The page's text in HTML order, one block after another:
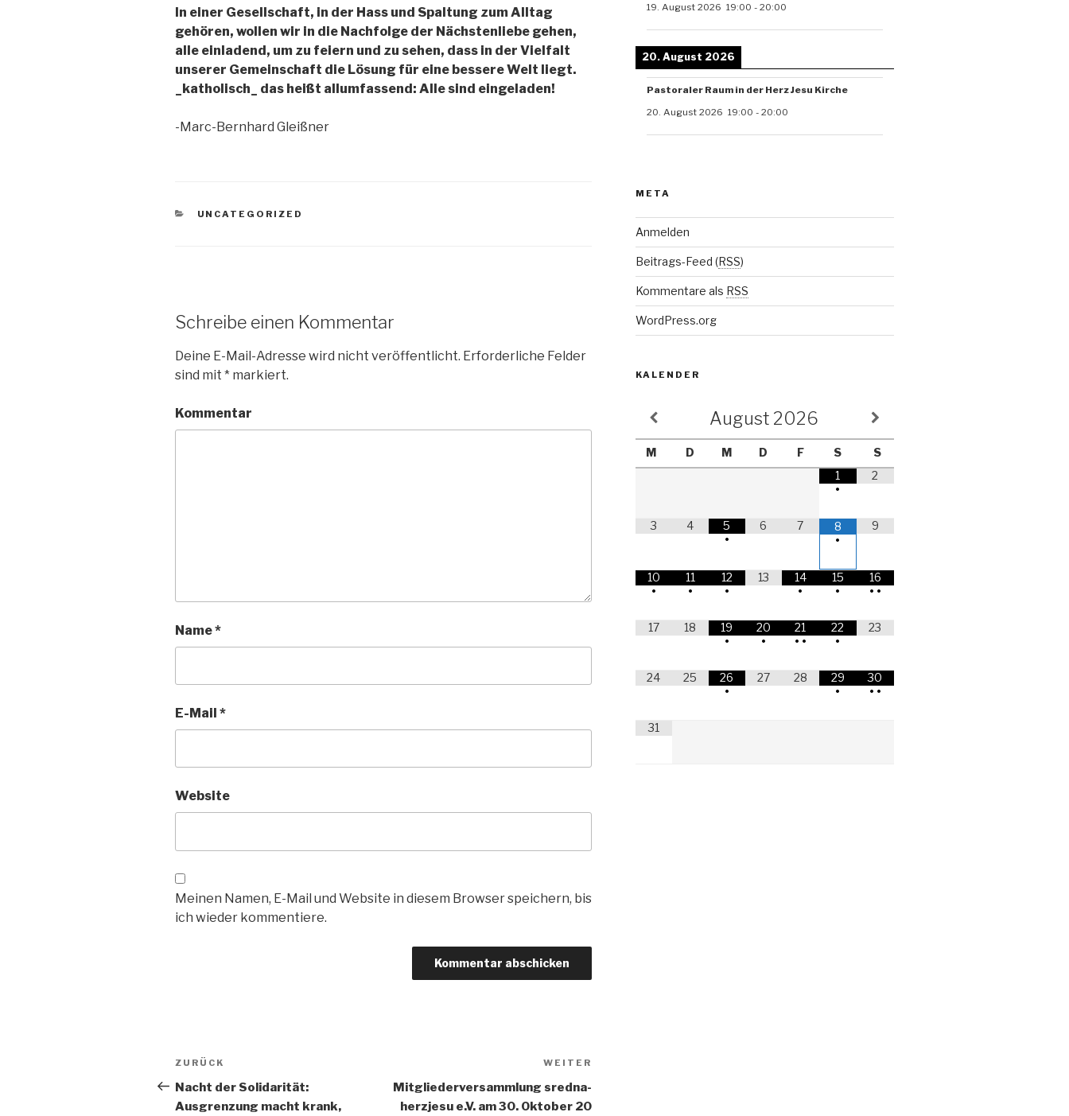
In einer Gesellschaft, in der Hass und Spaltung zum Alltag
gehören, wollen wir in die Nachfolge der Nächstenliebe gehen,
alle einladend, um zu feiern und zu sehen, dass in der Vielfalt
unserer Gemeinschaft die Lösung für eine bessere Welt liegt.
_katholisch_ das heißt allumfassend: Alle sind eingeladen!
-Marc-Bernhard Gleißner
KATEGORIEN
UNCATEGORIZED
Schreibe einen Kommentar
Deine E-Mail-Adresse wird nicht veröffentlicht. Erforderliche Felder
sind mit * markiert.
Kommentar
Name*
E-Mail *
Website
Meinen Namen, E-Mail und Website in diesem Browser speichern, bis
ich wieder kommentiere.
Beitrags-
Navigation
Vorheriger
Beitrag
ZURÜCK
Nacht der Solidarität:
Ausgrenzung macht krank,
WEITER
Mitgliederversammlung sredna-
herzjesu e.V. am 30. Oktober 20
19. August 2026 19:00 - 20:00
20. August 2026
Pastoraler Raum in der Herz Jesu Kirche
20. August 2026 19:00 - 20:00
META
Anmelden
Beitrags-Feed (RSS)
Kommentare als RSS
WordPress.org
KALENDER
August 2026
M D M D F S
S
1
•
2
3 4
5
•
6 7
8
•
9
10
•
11
•
12
•
13
14
•
15
•
16
• •
17 18
19
•
20
•
21
• •
22
•
23
24 25
26
•
27 28
29
•
30
• •
31